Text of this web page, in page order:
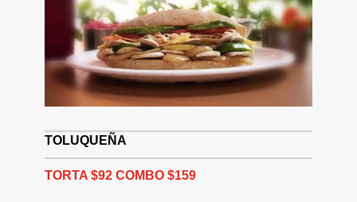
TOLUQUEÑA
TORTA $92 COMBO $159